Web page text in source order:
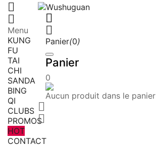


Menu
KUNG
FU
TAI
CHI
SANDA
BING
QI
CLUBS
PROMOS
HOT
CONTACT


Panier(0)
Panier
0
Aucun produit dans le panier

